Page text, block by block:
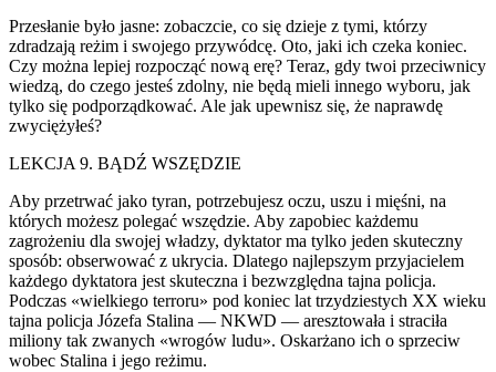
Przesłanie było jasne: zobaczcie, co się dzieje z tymi, którzy
zdradzają reżim i swojego przywódcę. Oto, jaki ich czeka koniec.
Czy można lepiej rozpocząć nową erę? Teraz, gdy twoi przeciwnicy
wiedzą, do czego jesteś zdolny, nie będą mieli innego wyboru, jak
tylko się podporządkować. Ale jak upewnisz się, że naprawdę
zwyciężyłeś?
LEKCJA 9. BĄDŹ WSZĘDZIE
Aby przetrwać jako tyran, potrzebujesz oczu, uszu i mięśni, na
których możesz polegać wszędzie. Aby zapobiec każdemu
zagrożeniu dla swojej władzy, dyktator ma tylko jeden skuteczny
sposób: obserwować z ukrycia. Dlatego najlepszym przyjacielem
każdego dyktatora jest skuteczna i bezwzględna tajna policja.
Podczas «wielkiego terroru» pod koniec lat trzydziestych XX wieku
tajna policja Józefa Stalina — NKWD — aresztowała i straciła
miliony tak zwanych «wrogów ludu». Oskarżano ich o sprzeciw
wobec Stalina i jego reżimu.